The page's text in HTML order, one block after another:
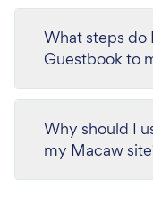
What steps do
Guestbook to
Why should I
my Macaw